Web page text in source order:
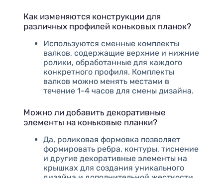
Как изменяются конструкции для
различных профилей коньковых планок?
Используются сменные комплекты
валков, содержащие верхние и нижние
ролики, обработанные для каждого
конкретного профиля. Комплекты
валков можно менять местами в
течение 1-4 часов для смены дизайна.
Можно ли добавить декоративные
элементы на коньковые планки?
Да, роликовая формовка позволяет
формировать ребра, контуры, тиснение
и другие декоративные элементы на
крышках для создания уникального